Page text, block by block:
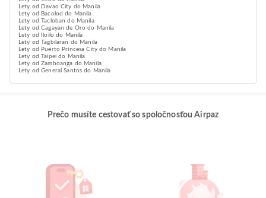
Lety od Davao City do Manila
Lety od Bacolod do Manila
Lety od Tacloban do Manila
Lety od Cagayan de Oro do Manila
Lety od Iloilo do Manila
Lety od Tagbilaran do Manila
Lety od Puerto Princesa City do Manila
Lety od Taipei do Manila
Lety od Zamboanga do Manila
Lety od General Santos do Manila
Prečo musíte cestovať so spoločnosťou Airpaz